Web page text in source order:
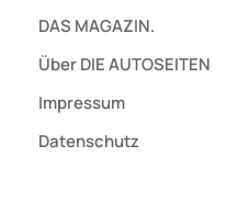
DAS MAGAZIN.
Über DIE AUTOSEITEN
Impressum
Datenschutz